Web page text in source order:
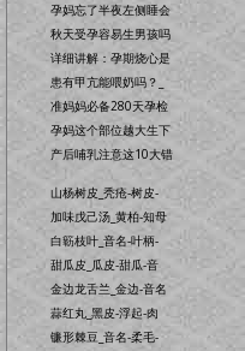
孕妈忘了半夜左侧睡会
秋天受孕容易生男孩吗
详细讲解：孕期烧心是
患有甲亢能喂奶吗？_
准妈妈必备280天孕检
孕妈这个部位越大生下
产后哺乳注意这10大错
山杨树皮_秃疮-树皮-
加味戊己汤_黄柏-知母
白簕枝叶_音名-叶柄-
甜瓜皮_瓜皮-甜瓜-音
金边龙舌兰_金边-音名
蒜红丸_黑皮-浮起-肉
镰形棘豆_音名-柔毛-